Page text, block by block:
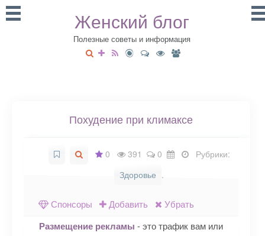
Женский блог
Полезные советы и информация
Похудение при климаксе
0 391 0
Рубрики:
Здоровье .
Спонсоры Добавить Убрать
Размещение рекламы - это трафик вам или